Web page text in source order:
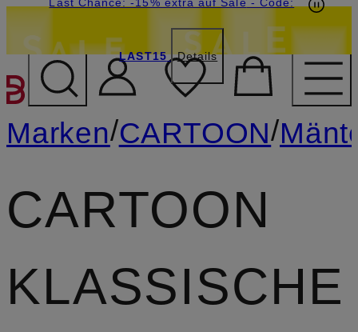
ZUM HAUPTINHALT
LAST15 Details
Marken/CARTOON/
CARTOON
KLASSISCHE